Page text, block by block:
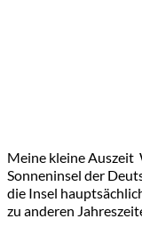
Meine kleine Auszeit
Sonneninsel der
die Insel
zu anderen